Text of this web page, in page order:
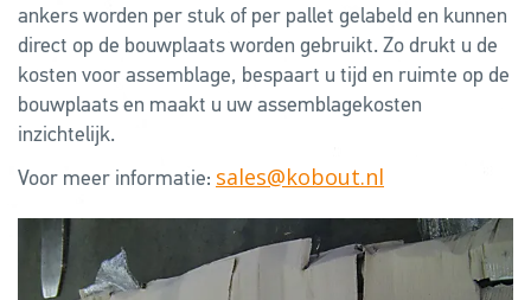
ankers worden per stuk of per pallet gelabeld en kunnen
direct op de bouwplaats worden gebruikt. Zo drukt u de
kosten voor assemblage, bespaart u tijd en ruimte op de
bouwplaats en maakt u uw assemblagekosten
inzichtelijk.
Voor meer informatie: sales@kobout.nl